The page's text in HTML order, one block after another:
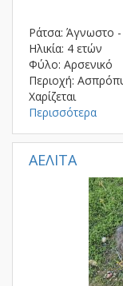
Ράτσα: Άγνωστο -
Ηλικία: 4 ετών
Φύλο: Αρσενικό
Περιοχή:
Χαρίζεται
Περισσότερα
ΑΕΛΙΤΑ